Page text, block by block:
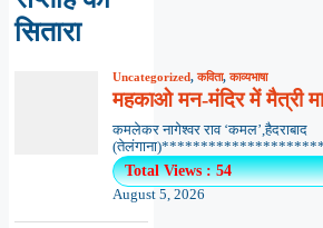
सितारा
Uncategorized,कविता,काव्यभाषा
महकाओ मन-मंदिर में मैत्री
कमलेकर नागेश्वर राव ‘कमल’,हैदराबाद
Total Views : 54
August 5, 2026